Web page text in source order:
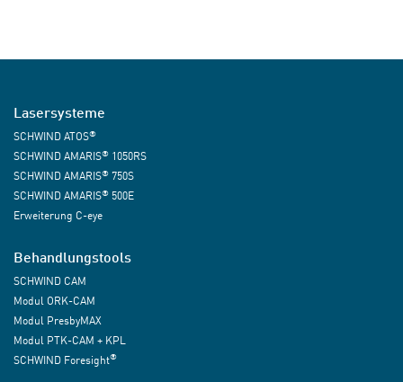
Lasersysteme
SCHWIND ATOS®
SCHWIND AMARIS® 1050RS
SCHWIND AMARIS® 750S
SCHWIND AMARIS® 500E
Erweiterung C-eye
Behandlungstools
SCHWIND CAM
Modul ORK-CAM
Modul PresbyMAX
Modul PTK-CAM + KPL
SCHWIND Foresight®